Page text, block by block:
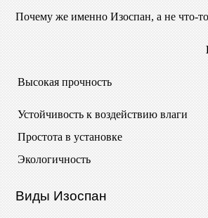
Почему же именно Изоспан, а не что-
Высокая прочность
Устойчивость к воздействию влаги
Простота в установке
Экологичность
Виды Изоспан